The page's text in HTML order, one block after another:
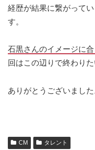
経歴が結果に繋がって
す。
石黒さんのイメージに
回はこの辺りで終わりた
ありがとうございました
CM タレント